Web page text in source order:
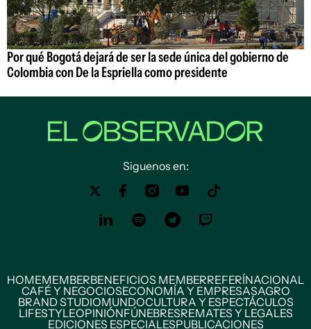
Por qué Bogotá dejará de ser la sede única del gobierno de
Colombia con De la Espriella como presidente
Siguenos en:
HOMEMEMBERBENEFICIOS MEMBERREFERÍNACIONAL
CAFÉ Y NEGOCIOSECONOMÍA Y EMPRESASAGRO
BRAND STUDIOMUNDOCULTURA Y ESPECTÁCULOS
LIFESTYLEOPINIÓNFÚNEBRESREMATES Y LEGALES
EDICIONES ESPECIALESPUBLICACIONES